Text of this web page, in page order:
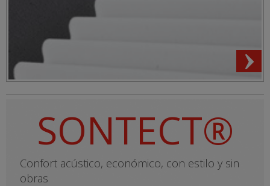
SONTECT®
Confort acústico, económico, con estilo y sin
obras